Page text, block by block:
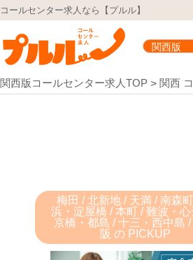
コールセンター求人なら【プルル】
関西版コールセンター求人TOP 関西
梅田 / 北新地 / 天満 / 南森
浜・淀屋橋 / 本町 / 難波・
京橋・都島 / 十三・西中島
阪 の PICKUP